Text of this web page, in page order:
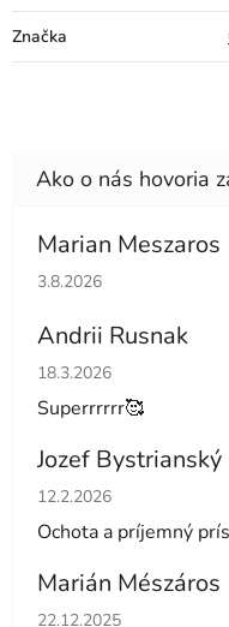
Značka
Marian Meszaros
Hodnotenie obchodu
3.8.2026
Andrii Rusnak
Hodnotenie obchodu
18.3.2026
Superrrrrr🥰
Jozef Bystrianský
Hodnotenie obchodu
12.2.2026
Ochota a príjemný
Marián Mészáros
Hodnotenie obchodu
22.12.2025